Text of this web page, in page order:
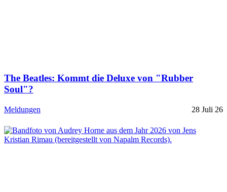
The Beatles: Kommt die Deluxe von "Rubber
Soul"?
Meldungen 28 Juli 26